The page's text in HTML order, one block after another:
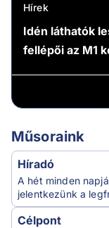
Hírek
Idén láthatók
fellépői az M1
Műsoraink
Híradó
A hét minden
jelentkezünk a
Célpont